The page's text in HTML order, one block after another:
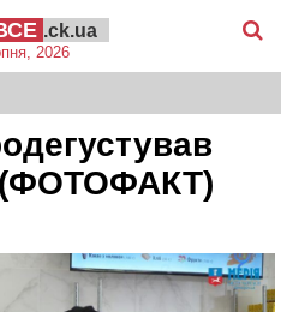
.ck.ua
2026
(ФОТОФАКТ)